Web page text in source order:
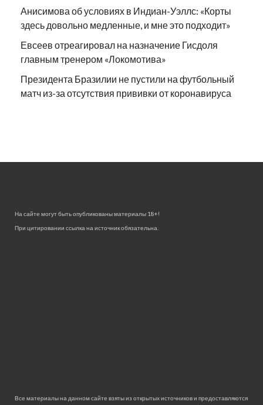
Анисимова об условиях в Индиан-Уэллс: «Корты
здесь довольно медленные, и мне это подходит»
Евсеев отреагировал на назначение Гисдоля
главным тренером «Локомотива»
Президента Бразилии не пустили на футбольный
матч из-за отсутствия прививки от коронавируса
На сайте могут быть опубликованы материалы 18+!
При цитировании ссылка на источник обязательна.
Все материалы на данном сайте взяты из открытых источников и предоставляются